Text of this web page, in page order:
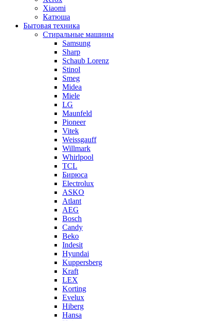
Xiaomi
Катюша
Бытовая техника
Стиральные машины
Samsung
Sharp
Schaub Lorenz
Stinol
Smeg
Midea
Miele
LG
Maunfeld
Pioneer
Vitek
Weissgauff
Willmark
Whirlpool
TCL
Бирюса
Electrolux
ASKO
Atlant
AEG
Bosch
Candy
Beko
Indesit
Hyundai
Kuppersberg
Kraft
LEX
Korting
Evelux
Hiberg
Hansa